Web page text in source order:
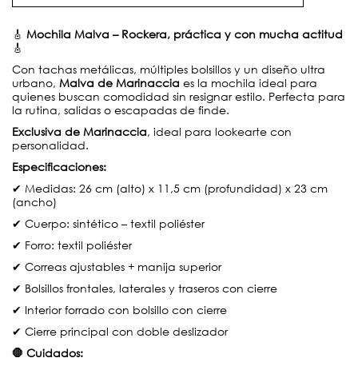
🎸 Mochila Malva – Rockera, práctica y con mucha actitud
🎸
Con tachas metálicas, múltiples bolsillos y un diseño ultra
urbano, Malva de Marinaccia es la mochila ideal para
quienes buscan comodidad sin resignar estilo. Perfecta para
la rutina, salidas o escapadas de finde.
Exclusiva de Marinaccia, ideal para lookearte con
personalidad.
Especificaciones:
✔ Medidas: 26 cm (alto) x 11,5 cm (profundidad) x 23 cm
(ancho)
✔ Cuerpo: sintético – textil poliéster
✔ Forro: textil poliéster
✔ Correas ajustables + manija superior
✔ Bolsillos frontales, laterales y traseros con cierre
✔ Interior forrado con bolsillo con cierre
✔ Cierre principal con doble deslizador
🛑 Cuidados: